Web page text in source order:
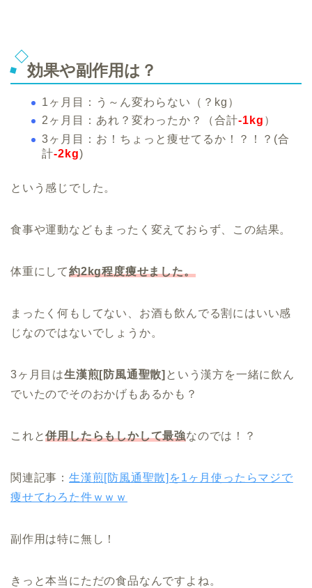
効果や副作用は？
1ヶ月目：う～ん変わらない（？kg）
2ヶ月目：あれ？変わったか？（合計-1kg ）
3ヶ月目：お！ちょっと痩せてるか！？！？(合
計-2kg)
という感じでした。
食事や運動などもまったく変えておらず、この結果。
体重にして約2kg程度痩せました。
まったく何もしてない、お酒も飲んでる割にはいい感
じなのではないでしょうか。
3ヶ月目は生漢煎[防風通聖散] という漢方を一緒に飲ん
でいたのでそのおかげもあるかも？
これと併用したらもしかして最強なのでは！？
関連記事： 生漢煎[防風通聖散]を1ヶ月使ったらマジで
痩せてわろた件ｗｗｗ
副作用は特に無し！
きっと本当にただの食品なんですよね。